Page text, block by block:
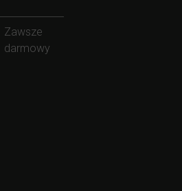
Zawsze
darmowy